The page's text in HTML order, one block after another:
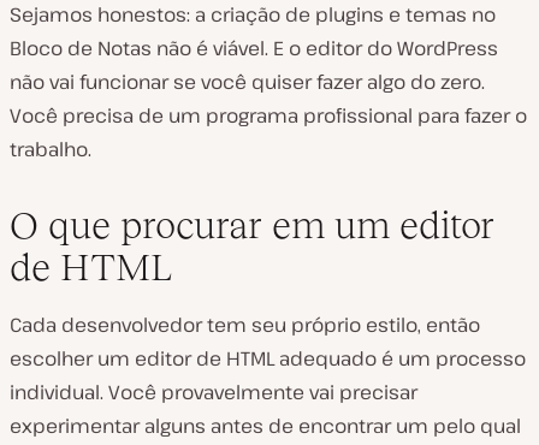
Sejamos honestos: a criação de plugins e temas no
Bloco de Notas não é viável. E o editor do WordPress
não vai funcionar se você quiser fazer algo do zero.
Você precisa de um programa profissional para fazer o
trabalho.
O que procurar em um editor
de HTML
Cada desenvolvedor tem seu próprio estilo, então
escolher um editor de HTML adequado é um processo
individual. Você provavelmente vai precisar
experimentar alguns antes de encontrar um pelo qual